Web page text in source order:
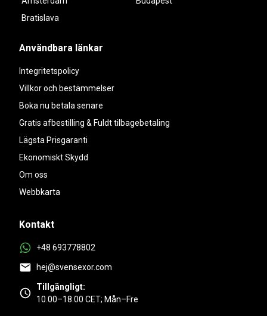
Bratislava
Användbara länkar
Integritetspolicy
Villkor och bestämmelser
Boka nu betala senare
Gratis afbestilling & Fuldt tilbagebetaling
Lägsta Prisgaranti
Ekonomiskt Skydd
Om oss
Webbkarta
Kontakt
+48 693778802
hej@svensexor.com
Tillgängligt:
10.00–18.00 CET; Mån–Fre